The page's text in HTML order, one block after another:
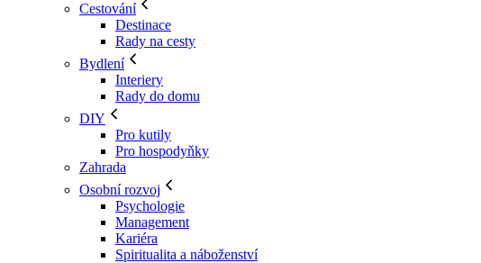
Cestování
Destinace
Rady na cesty
Bydlení
Interiery
Rady do domu
DIY
Pro kutily
Pro hospodyňky
Zahrada
Osobní rozvoj
Psychologie
Management
Kariéra
Spiritualita a náboženství